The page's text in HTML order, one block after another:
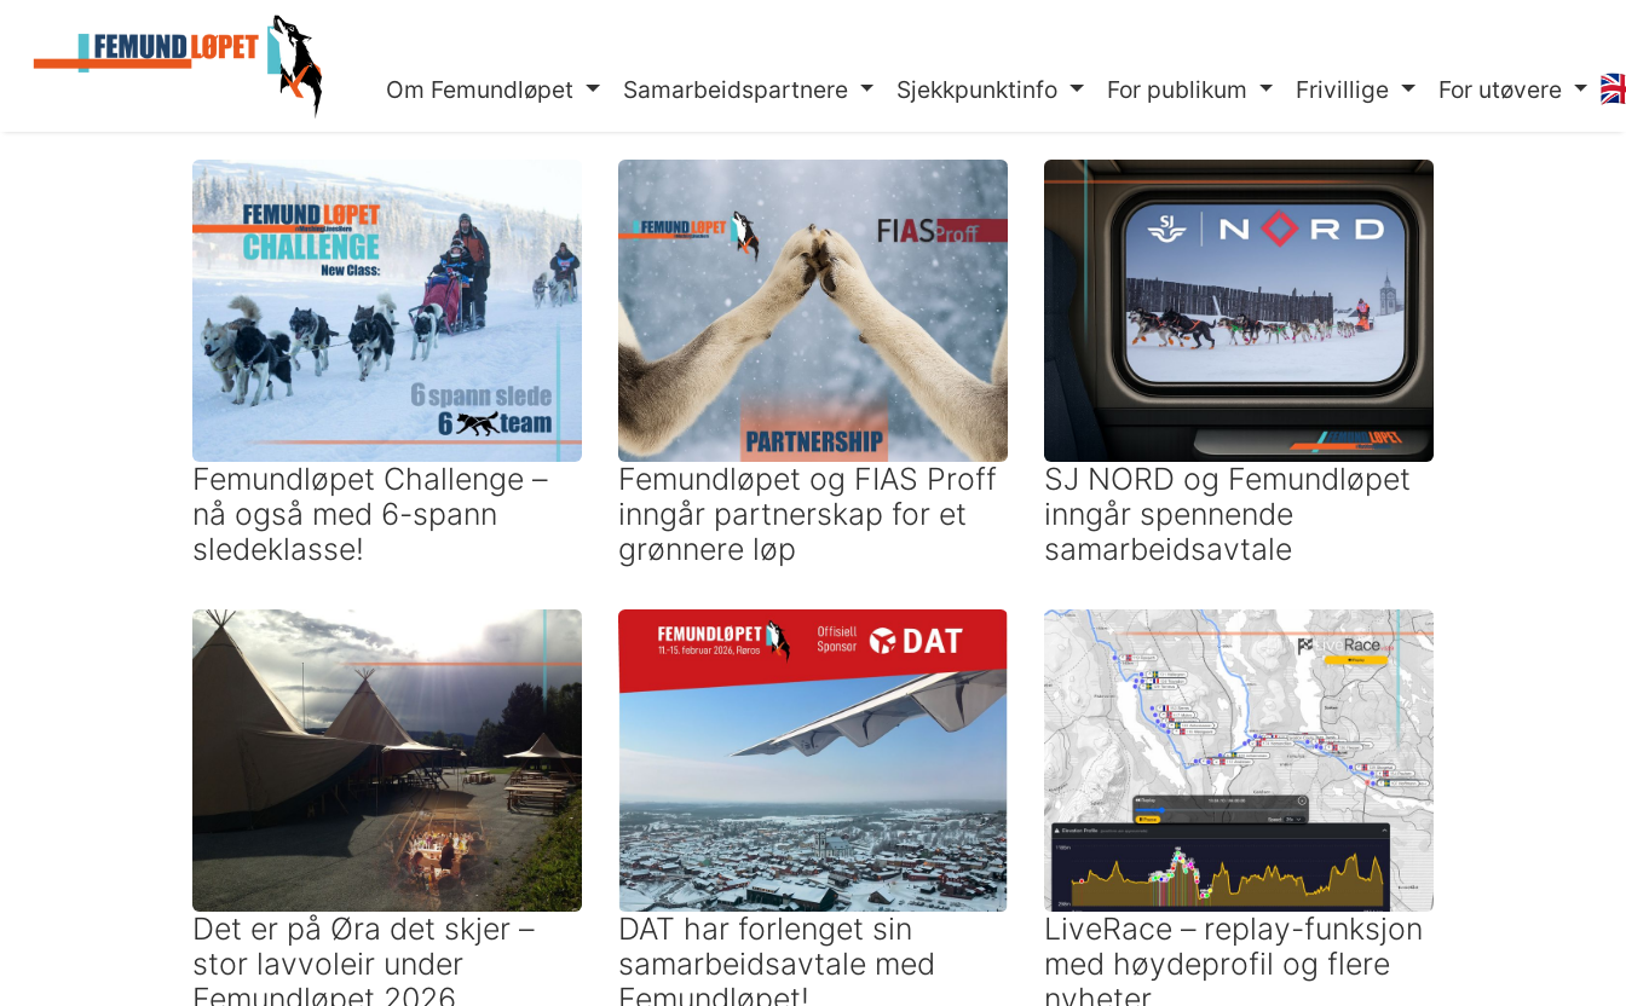
Om Femundløpet Samarbeidspartnere Sjekkpunktinfo For publikum Frivillige For utøvere
Femundløpet Challenge –
nå også med 6-spann
sledeklasse!
Femundløpet og FIAS Proff
inngår partnerskap for et
grønnere løp
SJ NORD og Femundløpet
inngår spennende
samarbeidsavtale
Det er på Øra det skjer –
stor lavvoleir under
Femundløpet 2026
DAT har forlenget sin
samarbeidsavtale med
Femundløpet!
LiveRace – replay-funksjon
med høydeprofil og flere
nyheter